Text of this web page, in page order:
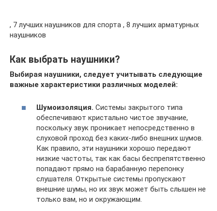
, 7 лучших наушников для спорта , 8 лучших арматурных
наушников
Как выбрать наушники?
Выбирая наушники, следует учитывать следующие
важные характеристики различных моделей:
Шумоизоляция. Системы закрытого типа
обеспечивают кристально чистое звучание,
поскольку звук проникает непосредственно в
слуховой проход без каких-либо внешних шумов.
Как правило, эти наушники хорошо передают
низкие частоты, так как басы беспрепятственно
попадают прямо на барабанную перепонку
слушателя. Открытые системы пропускают
внешние шумы, но их звук может быть слышен не
только вам, но и окружающим.